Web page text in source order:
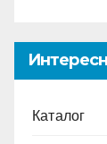
Каталог